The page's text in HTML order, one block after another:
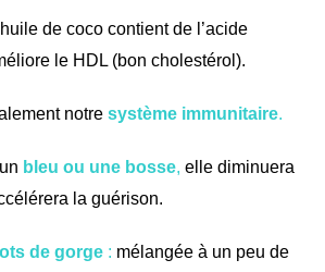
de coco contient de l’acide
le HDL (bon cholestérol).
notre système immunitaire.
bleu ou une bosse, elle diminuera
la guérison.
de gorge : mélangée à un peu de